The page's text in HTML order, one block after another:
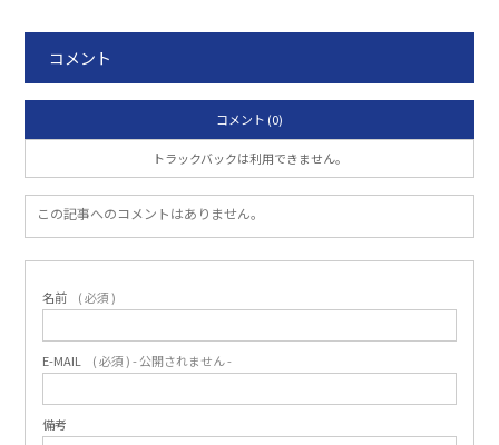
コメント
コメント (0)
トラックバックは利用できません。
この記事へのコメントはありません。
名前 ( 必須 )
E-MAIL ( 必須 ) - 公開されません -
備考